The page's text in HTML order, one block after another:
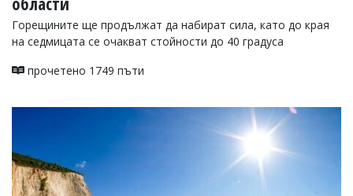
Горещините ще продължат да набират сила, като до края
на седмицата се очакват стойности до 40 градуса
прочетено 1749 пъти